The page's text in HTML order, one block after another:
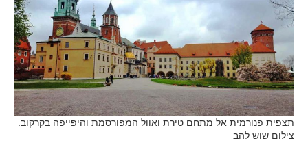
תצפית פנורמית אל מתחם טירת ואוול המפורסמת והיפייפה בקרקוב.
צילום שוש להב